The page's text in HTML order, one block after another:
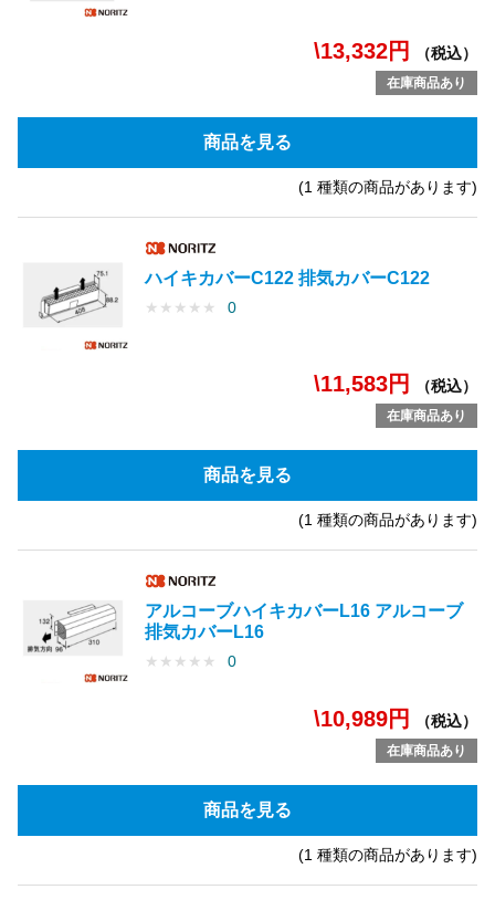
\13,332円 （税込）
在庫商品あり
商品を見る
(1 種類の商品があります)
ハイキカバーC122 排気カバーC122
★ ★ ★ ★ ★ 0
\11,583円 （税込）
在庫商品あり
商品を見る
(1 種類の商品があります)
アルコーブハイキカバーL16 アルコーブ
排気カバーL16
★ ★ ★ ★ ★ 0
\10,989円 （税込）
在庫商品あり
商品を見る
(1 種類の商品があります)